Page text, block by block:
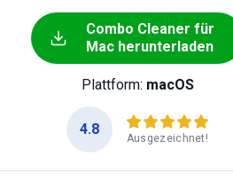
Combo Cleaner für
Mac herunterladen
Plattform: macOS
4.8
Ausgezeichnet!